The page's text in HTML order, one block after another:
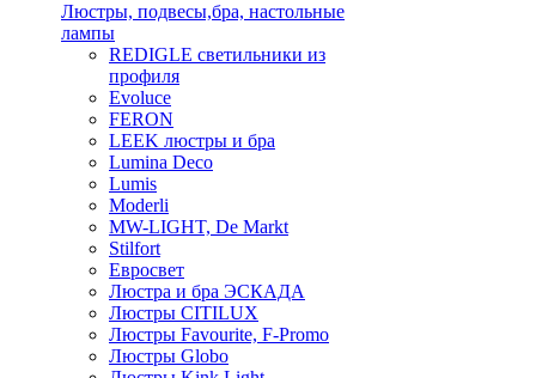
Люстры, подвесы,бра, настольные
лампы
REDIGLE светильники из
профиля
Evoluce
FERON
LEEK люстры и бра
Lumina Deco
Lumis
Moderli
MW-LIGHT, De Markt
Stilfort
Евросвет
Люстра и бра ЭСКАДА
Люстры CITILUX
Люстры Favourite, F-Promo
Люстры Globo